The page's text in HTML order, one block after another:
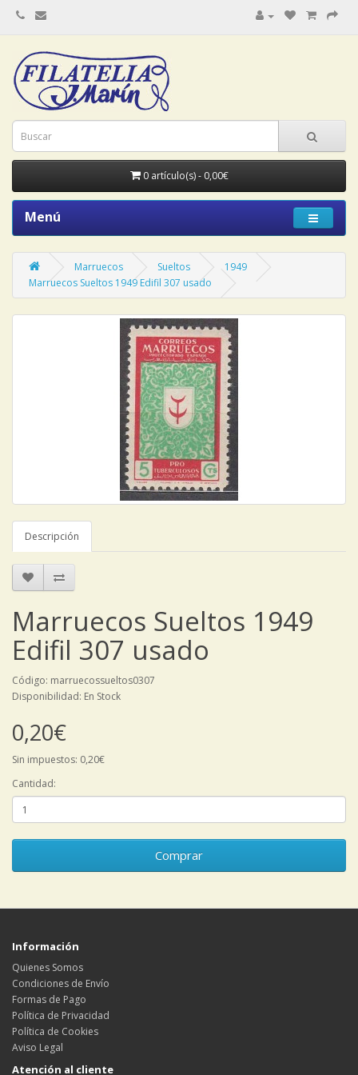
0 artículo(s) - 0,00€
Menú
Marruecos Sueltos
1949
Marruecos Sueltos 1949 Edifil 307 usado
Descripción
Marruecos Sueltos 1949
Edifil 307 usado
Código: marruecossueltos0307
Disponibilidad: En Stock
0,20€
Sin impuestos: 0,20€
Cantidad:
Comprar
Información
Quienes Somos
Condiciones de Envío
Formas de Pago
Política de Privacidad
Política de Cookies
Aviso Legal
Atención al cliente